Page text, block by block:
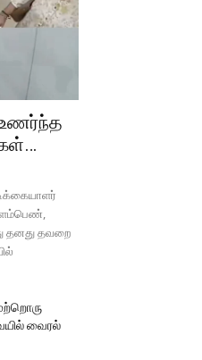
தனது தவறை
வைரல்